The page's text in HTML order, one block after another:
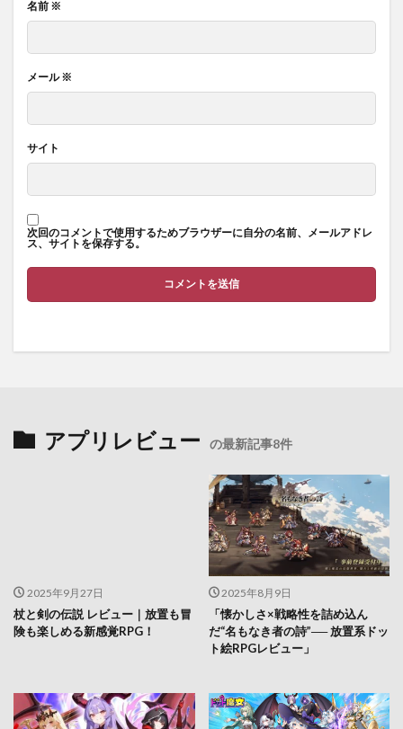
名前 ※
メール※
サイト
次回のコメントで使用するためブラウザーに自分の名前、メールアドレ
ス、サイトを保存する。
アプリレビュー の最新記事8件
2025年9月27日
杖と剣の伝説 レビュー｜放置も冒
険も楽しめる新感覚RPG！
2025年8月9日
「懐かしさ×戦略性を詰め込ん
だ“名もなき者の詩”── 放置系ドッ
ト絵RPGレビュー」